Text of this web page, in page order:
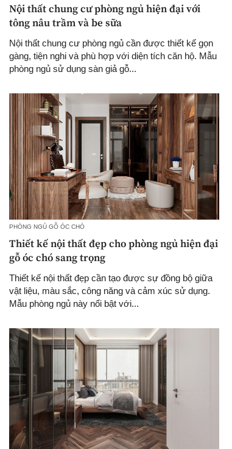
Nội thất chung cư phòng ngủ hiện đại với
tông nâu trầm và be sữa
Nội thất chung cư phòng ngủ cần được thiết kế gọn
gàng, tiện nghi và phù hợp với diện tích căn hộ. Mẫu
phòng ngủ sử dụng sàn giả gỗ...
PHÒNG NGỦ GỖ ÓC CHÓ
Thiết kế nội thất đẹp cho phòng ngủ hiện đại
gỗ óc chó sang trọng
Thiết kế nội thất đẹp cần tạo được sự đồng bộ giữa
vật liệu, màu sắc, công năng và cảm xúc sử dụng.
Mẫu phòng ngủ này nổi bật với...